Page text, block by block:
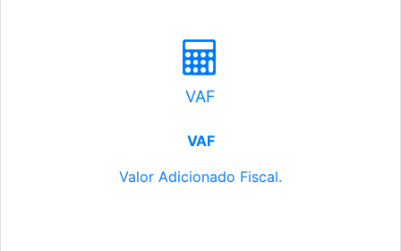
VAF
VAF
Valor Adicionado Fiscal.